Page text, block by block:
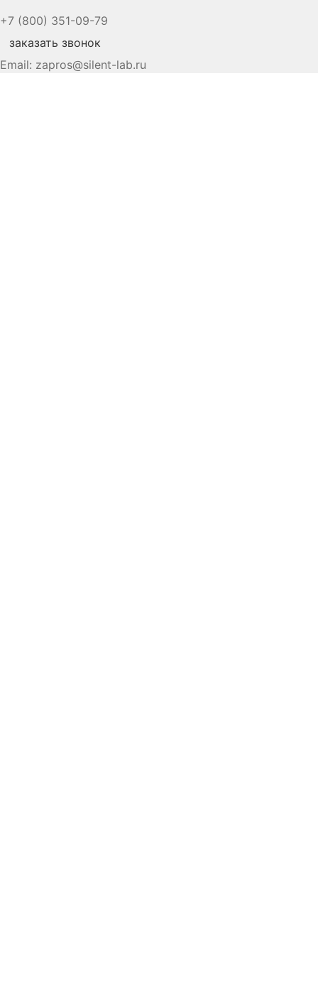
+7 (800) 351-09-79
заказать звонок
Email: zapros@silent-lab.ru